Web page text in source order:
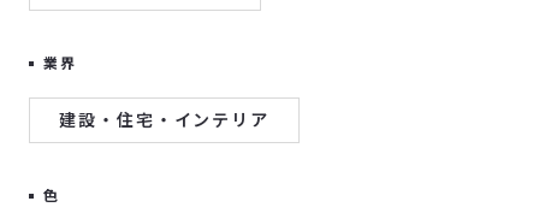
業界
建設・住宅・インテリア
色